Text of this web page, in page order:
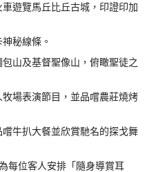
遊覽馬丘比丘古城，印證印加
秘線條。
山及基督聖像山，俯瞰聖徒之
場表演節目，並品嚐農莊燒烤
牛扒大餐並欣賞馳名的探戈舞
每位客人安排「隨身導賞耳